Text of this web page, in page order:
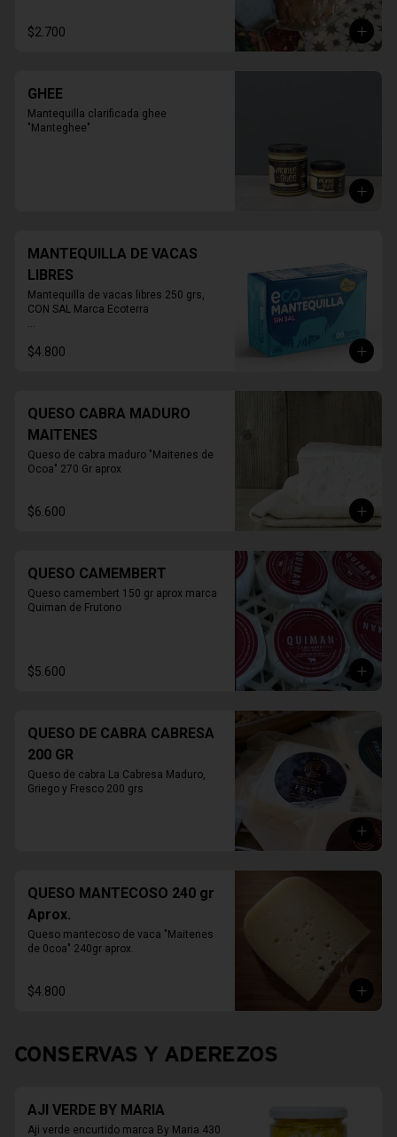
$2.700
GHEE
Mantequilla clarificada ghee
"Manteghee"
MANTEQUILLA DE VACAS
LIBRES
Mantequilla de vacas libres 250 grs,
CON SAL Marca Ecoterra
$4.800
QUESO CABRA MADURO
MAITENES
Queso de cabra maduro "Maitenes de
Ocoa" 270 Gr aprox
$6.600
QUESO CAMEMBERT
Queso camembert 150 gr aprox marca
Quiman de Frutono
$5.600
QUESO DE CABRA CABRESA
200 GR
Queso de cabra La Cabresa Maduro,
Griego y Fresco 200 grs
QUESO MANTECOSO 240 gr
Aprox.
Queso mantecoso de vaca "Maitenes
de 0coa" 240gr aprox.
$4.800
CONSERVAS Y ADEREZOS
AJI VERDE BY MARIA
Aji verde encurtido marca By Maria 430